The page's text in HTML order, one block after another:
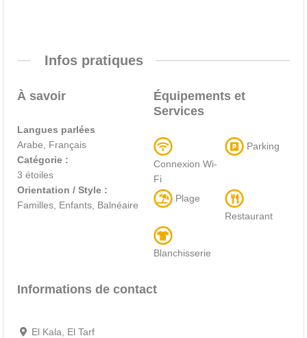
Infos pratiques
À savoir
Langues parlées
Arabe, Français
Catégorie :
3 étoiles
Orientation / Style :
Familles, Enfants, Balnéaire
Équipements et
Services
Connexion Wi-
Fi
Parking
Plage
Restaurant
Blanchisserie
Informations de contact
El Kala, El Tarf